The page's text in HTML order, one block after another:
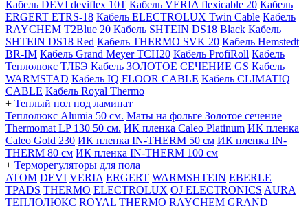
Кабель DEVI deviflex 10T Кабель VERIA flexicable 20 Кабель
ERGERT ETRS-18 Кабель ELECTROLUX Twin Cable Кабель
RAYCHEM T2Blue 20 Кабель SHTEIN DS18 Black Кабель
SHTEIN DS18 Red Кабель THERMO SVK 20 Кабель Hemstedt
BR-IM Кабель Grand Meyer TCH20 Кабель ProfiRoll Кабель
Теплолюкс ТЛБЭ Кабель ЗОЛОТОЕ СЕЧЕНИЕ GS Кабель
WARMSTAD Кабель IQ FLOOR CABLE Кабель CLIMATIQ
CABLE Кабель Royal Thermo
+ Теплый пол под ламинат
Теплолюкс Alumia 50 см. Маты на фольге Золотое сечение
Thermomat LP 130 50 cм. ИК пленка Caleo Platinum ИК пленка
Caleo Gold 230 ИК пленка IN-THERM 50 см ИК пленка IN-
THERM 80 см ИК пленка IN-THERM 100 см
+ Терморегуляторы для пола
ATOM DEVI VERIA ERGERT WARMSHTEIN EBERLE
TPADS THERMO ELECTROLUX OJ ELECTRONICS AURA
ТЕПЛОЛЮКС ROYAL THERMO RAYCHEM GRAND